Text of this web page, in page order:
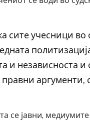
сите учесници
и независноста и
правни
се јавни,